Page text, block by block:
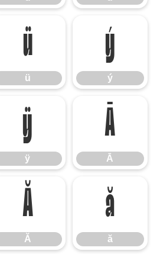
ü
ü
ý
ý
ÿ
ÿ
Ā
Ā
Ă
Ă
ă
ă